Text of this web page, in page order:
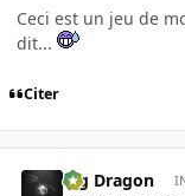
Ceci est un jeu de
dit...
Citer
Big Dragon